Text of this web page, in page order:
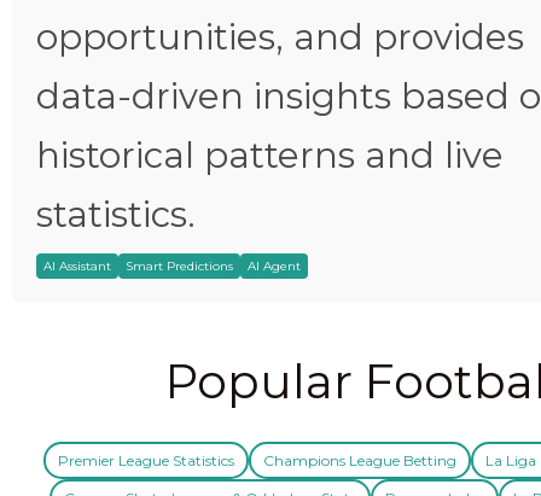
opportunities, and provides
data-driven insights based
historical patterns and live
statistics.
AI Assistant Smart Predictions AI Agent
Popular
Premier League Statistics Champions League Betting La Liga